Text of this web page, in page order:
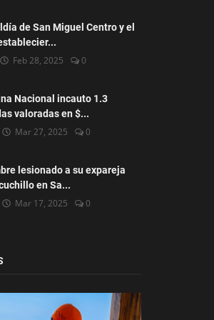
de San Miguel Centro y el
Feb 28, 2025 0
Nacional incauto 1.3
valoradas en $...
Mar 27, 2025 0
lesionado a su expareja
en Sa...
Mar 17, 2025 0